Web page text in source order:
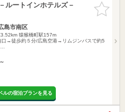
お気に入
りに追加
ートインホテルズ－
島市南区
猿猴橋町駅157m
口→徒歩約５分/広島空港→リムジンバスで約5
ルの宿泊プランを見る